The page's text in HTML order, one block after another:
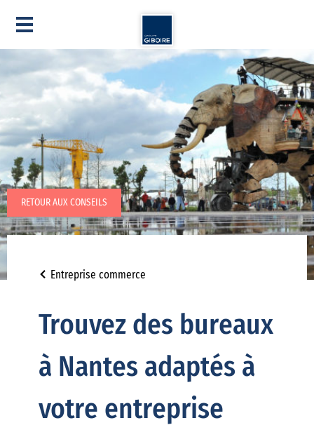
RETOUR AUX CONSEILS
Entreprise commerce
Trouvez des bureaux
à Nantes adaptés à
votre entreprise